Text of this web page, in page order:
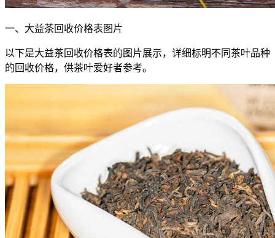
一、大益茶回收价格表图片
以下是大益茶回收价格表的图片展示，详细标明不同茶叶品种
的回收价格，供茶叶爱好者参考。